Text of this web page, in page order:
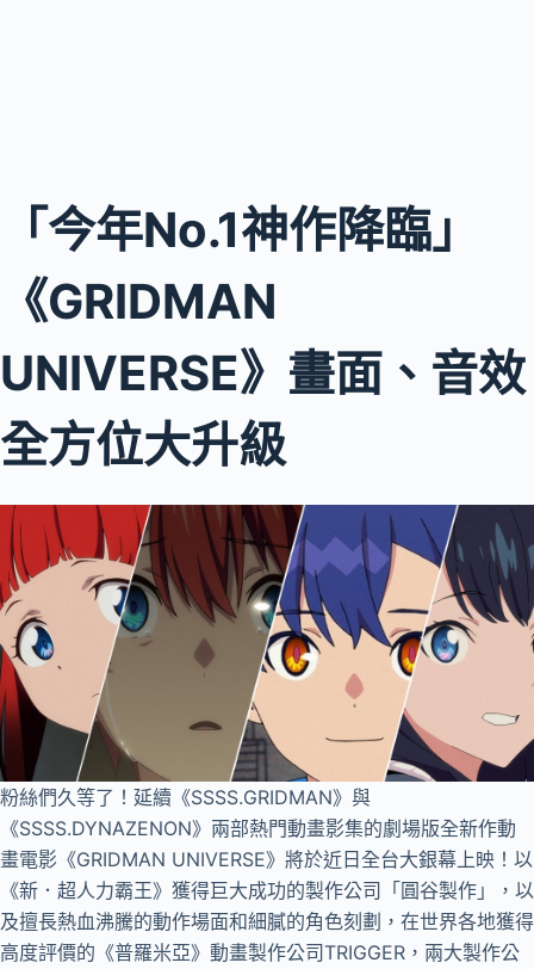
「今年No.1神作降臨」
《GRIDMAN
UNIVERSE》畫面、音效
全方位大升級
粉絲們久等了！延續《SSSS.GRIDMAN》與
《SSSS.DYNAZENON》兩部熱門動畫影集的劇場版全新作動
畫電影《GRIDMAN UNIVERSE》將於近日全台大銀幕上映！以
《新．超人力霸王》獲得巨大成功的製作公司「圓谷製作」，以
及擅長熱血沸騰的動作場面和細膩的角色刻劃，在世界各地獲得
高度評價的《普羅米亞》動畫製作公司TRIGGER，兩大製作公